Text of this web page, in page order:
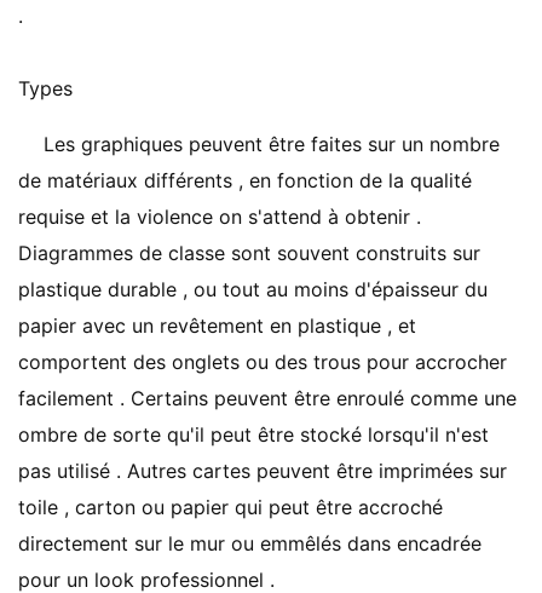
.
Types
Les graphiques peuvent être faites sur un nombre
de matériaux différents , en fonction de la qualité
requise et la violence on s'attend à obtenir .
Diagrammes de classe sont souvent construits sur
plastique durable , ou tout au moins d'épaisseur du
papier avec un revêtement en plastique , et
comportent des onglets ou des trous pour accrocher
facilement . Certains peuvent être enroulé comme une
ombre de sorte qu'il peut être stocké lorsqu'il n'est
pas utilisé . Autres cartes peuvent être imprimées sur
toile , carton ou papier qui peut être accroché
directement sur le mur ou emmêlés dans encadrée
pour un look professionnel .